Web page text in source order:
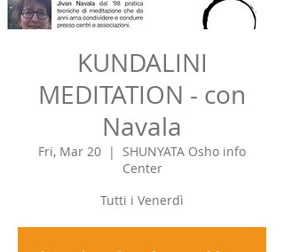
KUNDALINI
MEDITATION - con
Navala
Fri, Mar 20
  |
SHUNYATA Osho info
Center
Tutti i Venerdì